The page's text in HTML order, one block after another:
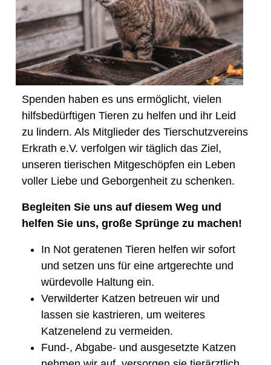
Spenden haben es uns ermöglicht, vielen
hilfsbedürftigen Tieren zu helfen und ihr Leid
zu lindern. Als Mitglieder des Tierschutzvereins
Erkrath e.V. verfolgen wir täglich das Ziel,
unseren tierischen Mitgeschöpfen ein Leben
voller Liebe und Geborgenheit zu schenken.
Begleiten Sie uns auf diesem Weg und
helfen Sie uns, große Sprünge zu machen!
In Not geratenen Tieren helfen wir sofort
und setzen uns für eine artgerechte und
würdevolle Haltung ein.
Verwilderter Katzen betreuen wir und
lassen sie kastrieren, um weiteres
Katzenelend zu vermeiden.
Fund-, Abgabe- und ausgesetzte Katzen